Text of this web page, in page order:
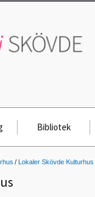
Bibliotek
Lokaler Skövde Kulturhus